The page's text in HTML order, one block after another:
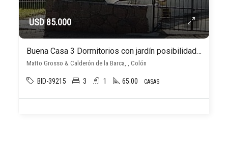
USD 85.000
Buena Casa 3 Dormitorios con jardín posibilidad de entrar auto y patio en Colón
Matto Grosso & Calderón de la Barca, , Colón
BID-39215 3 1 65.00 CASAS